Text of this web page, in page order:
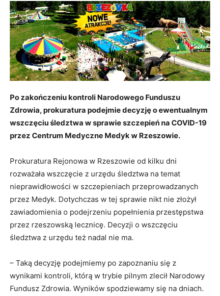
Po zakończeniu kontroli Narodowego Funduszu
Zdrowia, prokuratura podejmie decyzję o ewentualnym
wszczęciu śledztwa w sprawie szczepień na COVID-19
przez Centrum Medyczne Medyk w Rzeszowie.
Prokuratura Rejonowa w Rzeszowie od kilku dni
rozważała wszczęcie z urzędu śledztwa na temat
nieprawidłowości w szczepieniach przeprowadzanych
przez Medyk. Dotychczas w tej sprawie nikt nie złożył
zawiadomienia o podejrzeniu popełnienia przestępstwa
przez rzeszowską lecznicę. Decyzji o wszczęciu
śledztwa z urzędu też nadal nie ma.
– Taką decyzję podejmiemy po zapoznaniu się z
wynikami kontroli, którą w trybie pilnym zlecił Narodowy
Fundusz Zdrowia. Wyników spodziewamy się na dniach.